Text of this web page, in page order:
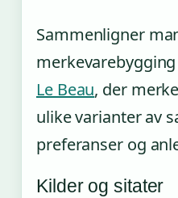
Sammenligner
Le Beau, der
ulike varianter av
preferanser og
Kilder og sitater